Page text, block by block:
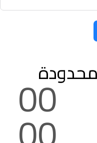
محدودة00